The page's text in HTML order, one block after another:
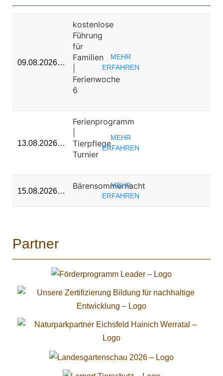
09.08.2026…
kostenlose
Führung
für
Familien
Ferienwoche
6
MEHR
ERFAHREN
13.08.2026…
Ferienprogramm
Tierpflege
Turnier
MEHR
ERFAHREN
15.08.2026… Bärensommernacht
MEHR
ERFAHREN
Partner